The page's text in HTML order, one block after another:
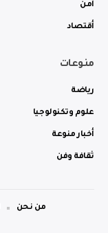
أمن
أقتصاد
منوعات
رياضة
علوم وتكنولوجيا
أخبار منوعة
ثقافة وفن
من نحن